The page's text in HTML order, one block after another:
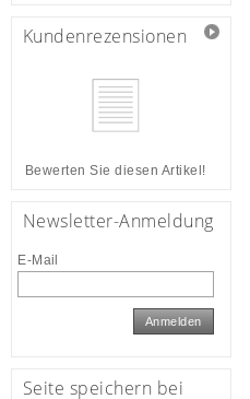
Kundenrezensionen
Bewerten Sie diesen Artikel!
Newsletter-Anmeldung
E-Mail
Anmelden
Seite speichern bei